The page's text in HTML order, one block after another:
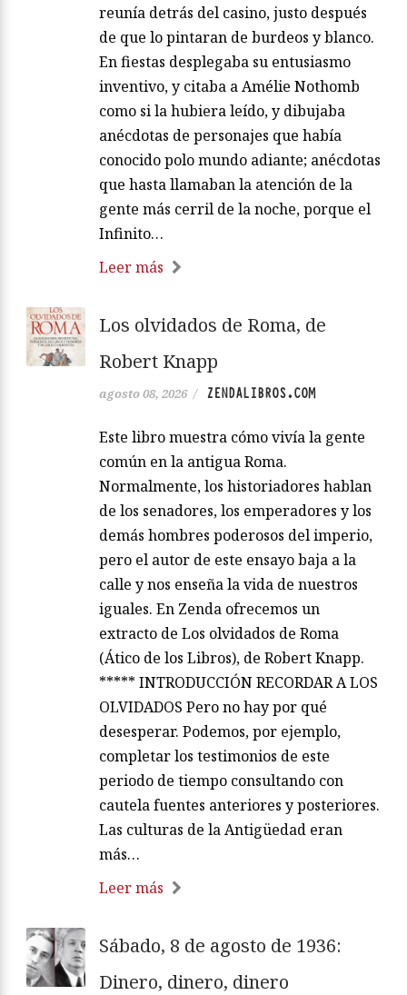
reunía detrás del casino, justo después
de que lo pintaran de burdeos y blanco.
En fiestas desplegaba su entusiasmo
inventivo, y citaba a Amélie Nothomb
como si la hubiera leído, y dibujaba
anécdotas de personajes que había
conocido polo mundo adiante; anécdotas
que hasta llamaban la atención de la
gente más cerril de la noche, porque el
Infinito…
Leer más
Los olvidados de Roma, de
Robert Knapp
agosto 08, 2026 / ZENDALIBROS.COM
Este libro muestra cómo vivía la gente
común en la antigua Roma.
Normalmente, los historiadores hablan
de los senadores, los emperadores y los
demás hombres poderosos del imperio,
pero el autor de este ensayo baja a la
calle y nos enseña la vida de nuestros
iguales. En Zenda ofrecemos un
extracto de Los olvidados de Roma
(Ático de los Libros), de Robert Knapp.
***** INTRODUCCIÓN RECORDAR A LOS
OLVIDADOS Pero no hay por qué
desesperar. Podemos, por ejemplo,
completar los testimonios de este
periodo de tiempo consultando con
cautela fuentes anteriores y posteriores.
Las culturas de la Antigüedad eran
más…
Leer más
Sábado, 8 de agosto de 1936:
Dinero, dinero, dinero